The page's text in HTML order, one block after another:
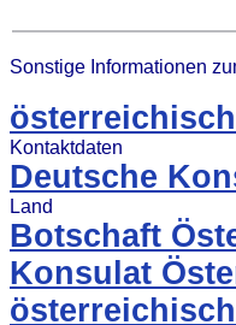
Sonstige Informationen
Kontaktdaten
Deutsche
Land
Botschaft
Konsulat